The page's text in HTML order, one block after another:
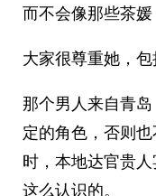
而不会像那些茶媛
大家很尊重她，包
那个男人来自青
定的角色，否则
时，本地达官贵
这么认识的。